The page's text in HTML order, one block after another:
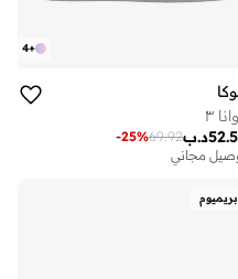
+
4
٣
د.ب69.92
-25%
مجاني
بريميوم